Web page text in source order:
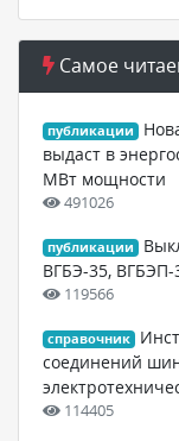
Самое
публикации
выдаст в
МВт мощности
491026
публикации
ВГБЭ-35, ВГБЭП-
119566
справочник
соединений
114405